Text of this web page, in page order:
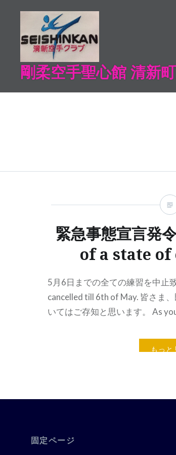
剛柔空手聖心館 清新
緊急事態宣言
of a state
5月6日までの全ての練習を中止
cancelled till 6th of May. 皆さま
いてはご存知と思います。 As
もっと
固定ページ